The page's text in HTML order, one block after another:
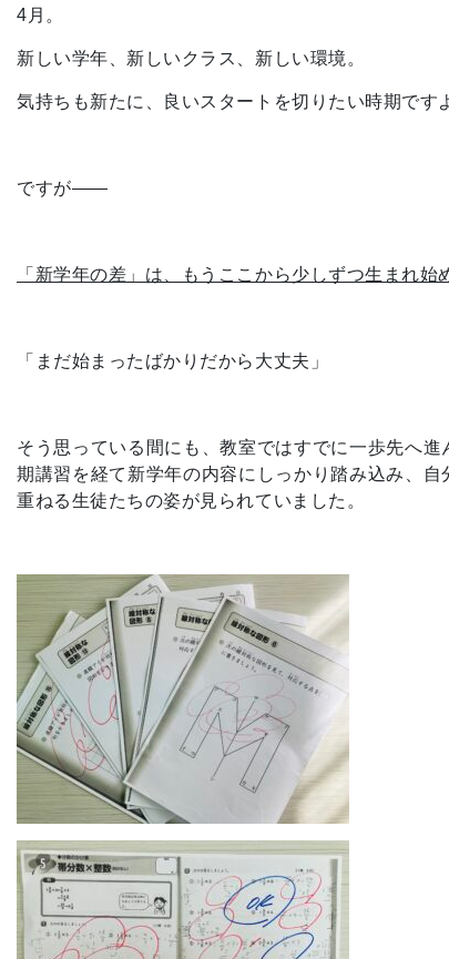
4月。
新しい学年、新しいクラス、新しい環境。
気持ちも新たに、良いスタートを切りたい時期です
ですが――
「新学年の差」は、もうここから少しずつ生まれ始
「まだ始まったばかりだから大丈夫」
そう思っている間にも、教室ではすでに一歩先へ
期講習を経て新学年の内容にしっかり踏み込み、
重ねる生徒たちの姿が見られていました。